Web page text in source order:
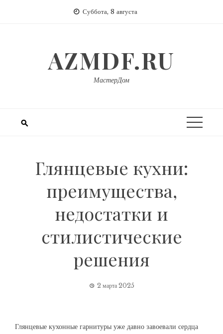
Суббота, 8 августа
AZMDF.RU
МастерДом
Глянцевые кухни:
преимущества,
недостатки и
стилистические
решения
2 марта 2025
Глянцевые кухонные гарнитуры уже давно завоевали сердца